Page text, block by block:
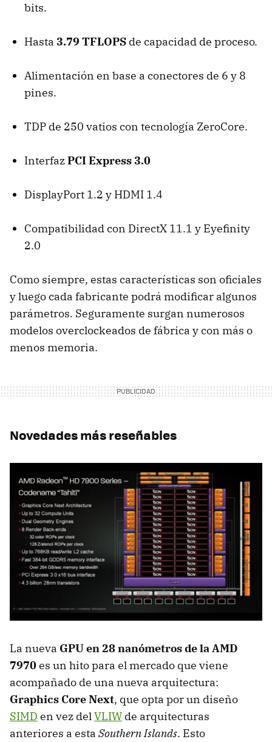
bits.
Hasta 3.79 TFLOPS de capacidad de proceso.
Alimentación en base a conectores de 6 y 8
pines.
TDP de 250 vatios con tecnología ZeroCore.
InterfazPCIExpress 3.0
DisplayPort 1.2 y HDMI 1.4
Compatibilidad con DirectX 11.1 y Eyefinity
2.0
Como siempre, estas características son oficiales
y luego cada fabricante podrá modificar algunos
parámetros. Seguramente surgan numerosos
modelos overclockeados de fábrica y con más o
menos memoria.
Novedades más reseñables
La nueva GPUen 28 nanómetros de laAMD
7970es un hito para el mercado que viene
acompañado de una nueva arquitectura:
Graphics Core Next, que opta por un diseño
SIMD en vez delVLIW de arquitecturas
anteriores a esta Southern Islands. Esto